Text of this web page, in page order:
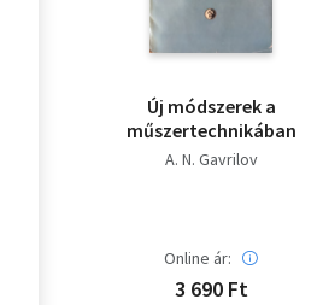
Új módszerek a
műszertechnikában
A. N. Gavrilov
Online ár:
3 690 Ft